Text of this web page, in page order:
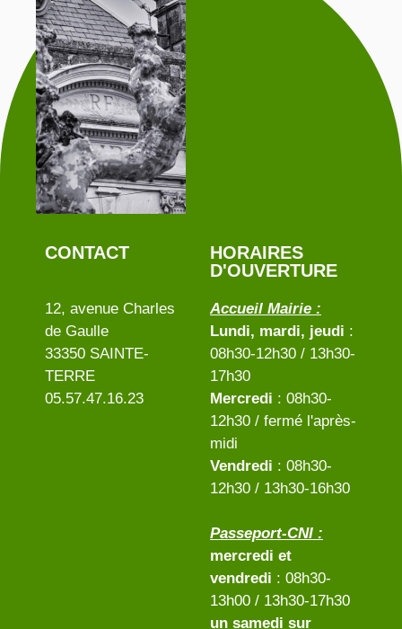
CONTACT
HORAIRES
D'OUVERTURE
12, avenue Charles
de Gaulle
33350 SAINTE-
TERRE
05.57.47.16.23
Accueil Mairie :
Lundi, mardi, jeudi :
08h30-12h30 / 13h30-
17h30
Mercredi : 08h30-
12h30 / fermé l'après-
midi
Vendredi : 08h30-
12h30 / 13h30-16h30
Passeport-CNI :
mercredi et
vendredi : 08h30-
13h00 / 13h30-17h30
un samedi sur